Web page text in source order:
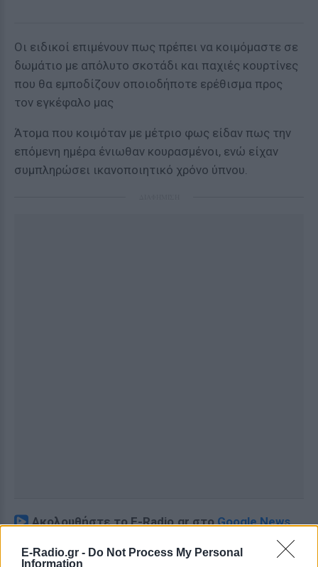
E-Radio.gr - Do Not Process My Personal
Information
Οι ειδικοί επιμένουν πως πρέπει να κοιμόμαστε σε
δωμάτιο με απόλυτο σκοτάδι και παχιές κουρτίνες
που θα εμποδίζουν οποιοδήποτε ερέθισμα προς
τον εγκέφαλο μας
Άτομα που κοιμόταν με μέτριο φως είδαν πως την
επόμενη ημέρα ένιωθαν κουρασμένοι, ενώ είχαν
συμπληρώσει ικανοποιητικό χρόνο ύπνου.
Ακολουθήστε το E-Radio.gr στοGoogle News